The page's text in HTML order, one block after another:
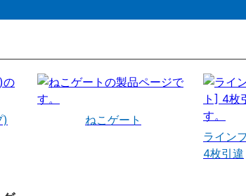
)
ねこゲート
ライン
4枚引違